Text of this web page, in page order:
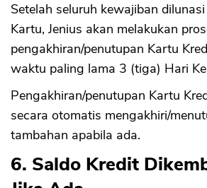
Setelah seluruh kewajiban
Kartu, Jenius akan melakukan
pengakhiran/penutupan Kartu
waktu paling lama 3 (tiga) Hari
Pengakhiran/penutupan Kartu
secara otomatis mengakhiri/
tambahan apabila ada.
6. Saldo Kredit